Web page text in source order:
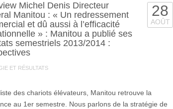
Michel Denis Directeur
Manitou : « Un redressement
et dû aussi à l’efficacité
» : Manitou a publié ses
semestriels 2013/2014 :
ET RÉSULTATS
28
AOÛT
des chariots élévateurs, Manitou retrouve la
au 1er semestre. Nous parlons de la stratégie de